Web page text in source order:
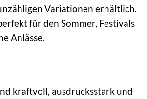
Variationen erhältlich.
für den Sommer, Festivals
Anlässe.
kraftvoll, ausdrucksstark und